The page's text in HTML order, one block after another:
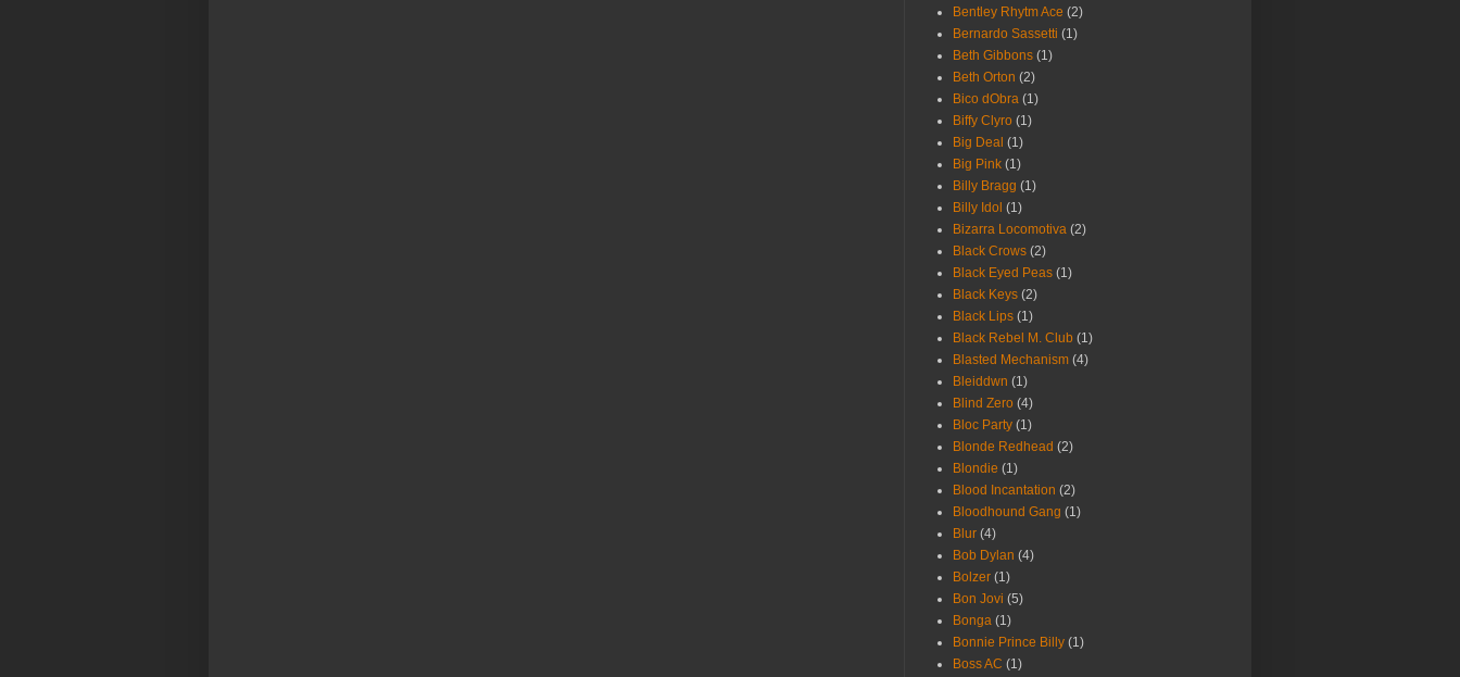
Bentley Rhytm Ace (2)
Bernardo Sassetti (1)
Beth Gibbons (1)
Beth Orton (2)
Bico dObra (1)
Biffy Clyro (1)
Big Deal (1)
Big Pink (1)
Billy Bragg (1)
Billy Idol (1)
Bizarra Locomotiva (2)
Black Crows (2)
Black Eyed Peas (1)
Black Keys (2)
Black Lips (1)
Black Rebel M. Club (1)
Blasted Mechanism (4)
Bleiddwn (1)
Blind Zero (4)
Bloc Party (1)
Blonde Redhead (2)
Blondie (1)
Blood Incantation (2)
Bloodhound Gang (1)
Blur (4)
Bob Dylan (4)
Bolzer (1)
Bon Jovi (5)
Bonga (1)
Bonnie Prince Billy (1)
Boss AC (1)